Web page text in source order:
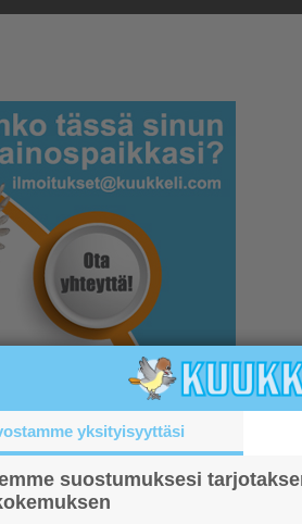
tulkinta epäselvää –
yksityisyyttäsi
suostumuksesi